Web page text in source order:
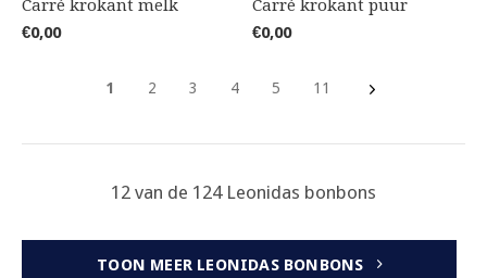
Carré krokant melk
€0,00
Carré krokant puur
€0,00
1 2 3 4 5 11
12 van de 124 Leonidas bonbons
TOON MEER LEONIDAS BONBONS